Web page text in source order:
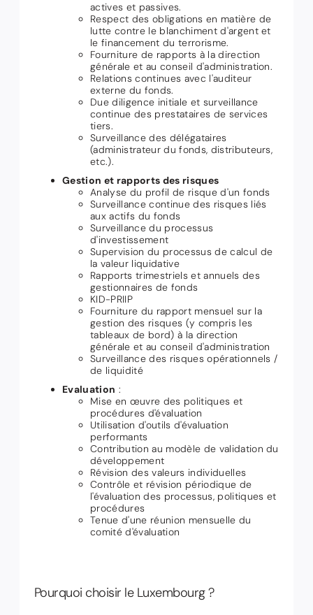
actives et passives.
Respect des obligations en matière de
lutte contre le blanchiment d'argent et
le financement du terrorisme.
Fourniture de rapports à la direction
générale et au conseil d'administration.
Relations continues avec l'auditeur
externe du fonds.
Due diligence initiale et surveillance
continue des prestataires de services
tiers.
Surveillance des délégataires
(administrateur du fonds, distributeurs,
etc.).
Gestion et rapports des risques
Analyse du profil de risque d'un fonds
Surveillance continue des risques liés
aux actifs du fonds
Surveillance du processus
d'investissement
Supervision du processus de calcul de
la valeur liquidative
Rapports trimestriels et annuels des
gestionnaires de fonds
KID-PRIIP
Fourniture du rapport mensuel sur la
gestion des risques (y compris les
tableaux de bord) à la direction
générale et au conseil d'administration
Surveillance des risques opérationnels /
de liquidité
Evaluation :
Mise en œuvre des politiques et
procédures d'évaluation
Utilisation d'outils d'évaluation
performants
Contribution au modèle de validation du
développement
Révision des valeurs individuelles
Contrôle et révision périodique de
l'évaluation des processus, politiques et
procédures
Tenue d'une réunion mensuelle du
comité d'évaluation
Pourquoi choisir le Luxembourg ?